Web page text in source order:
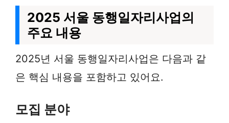
2025 서울 동행일자리사업의
주요 내용
2025년 서울 동행일자리사업은 다음과 같
은 핵심 내용을 포함하고 있어요.
모집 분야